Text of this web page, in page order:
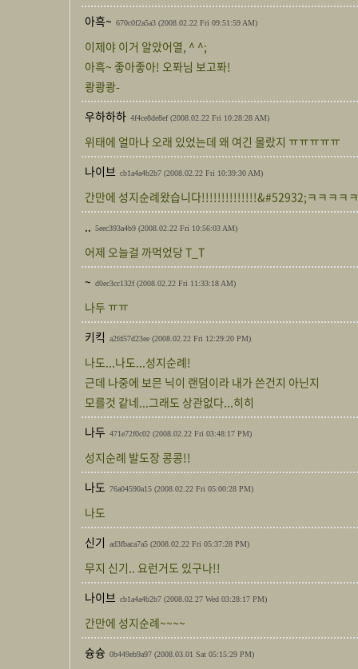
아흑~ 670c0f2a5a3 (2008.02.22 Fri 09:51:59 AM)
이제야 이거 알았어열, ^ ^;
아흑~ 좋아좋아! 오퐈님 보고퐈!
쾅쾅쾅-
우하하하 4f4ce8de8ef (2008.02.22 Fri 10:28:28 AM)
위태에 얼마나 오래 있었는데 왜 여긴 몰랐지 ㅠㅠㅠㅠㅠ
나이브 cb1a4a4b2b7 (2008.02.22 Fri 10:39:30 AM)
간만에 성지순례왔습니다!!!!!!!!!!!!!!&#52932;ㅋㅋㅋㅋ
.. 5eec393a4b9 (2008.02.22 Fri 10:56:03 AM)
어제 오늘걸 까먹었당 T_T
~ d0ec3cc132f (2008.02.22 Fri 11:33:18 AM)
나두 ㅠㅠ
키킥
a2fd57d23ee (2008.02.22 Fri 12:29:20 PM)
나도...나도...성지순례!
근데 나중에 보믄 닉이 랜덤이라 내가 쓴건지 아닌지
모를것 같네...그래도 상관없다...히히
나두 471e72f0c02 (2008.02.22 Fri 03:48:17 PM)
성지순례 발도장 콩콩!!
나도 76a04590a15 (2008.02.22 Fri 05:00:28 PM)
나도
신기
ad3fbaca7a5 (2008.02.22 Fri 05:37:28 PM)
무지 신기.. 요런거도 있구나!!
나이브 cb1a4a4b2b7 (2008.02.27 Wed 03:28:17 PM)
간만에 성지순례~~~~
슝슝 0b449eb9a97 (2008.03.01 Sat 05:15:29 PM)